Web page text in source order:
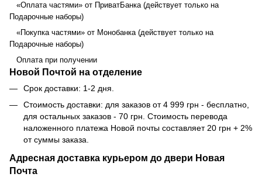
«Оплата частями» от ПриватБанка (действует только на
Подарочные наборы)
«Покупка частями» от Монобанка (действует только на
Подарочные наборы)
Оплата при получении
Новой Почтой на отделение
Срок доставки: 1-2 дня.
Стоимость доставки: для заказов от 4 999 грн - бесплатно,
для остальных заказов - 70 грн. Стоимость перевода
наложенного платежа Новой почты составляет 20 грн + 2%
от суммы заказа.
Адресная доставка курьером до двери Новая
Почта